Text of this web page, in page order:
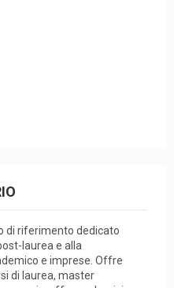
di riferimento dedicato
laurea e alla
e imprese. Offre
di laurea, master